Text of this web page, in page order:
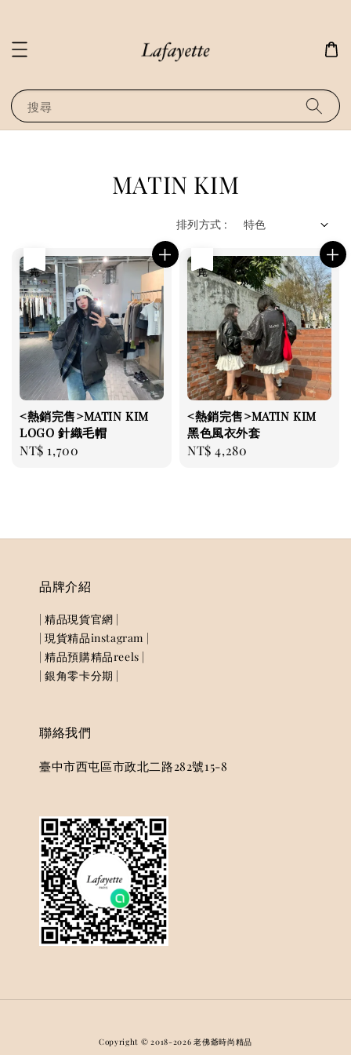
搜尋
MATIN KIM
排列方式 :
<熱銷完售>MATIN KIM
LOGO 針織毛帽
Regular
NT$ 1,700
<熱銷完售>MATIN KIM
黑色風衣外套
Regular
NT$ 4,280
品牌介紹
| 精品現貨官網 |
| 現貨精品instagram |
| 精品預購精品reels |
| 銀角零卡分期 |
聯絡我們
臺中市西屯區市政北二路282號15-8
Copyright © 2018-2026 老佛爺時尚精品